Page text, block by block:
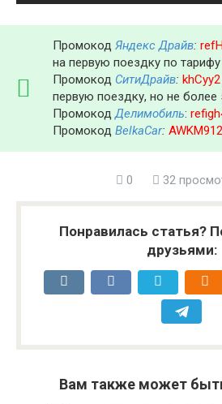
Промокод Яндекс Драйв:
на первую поездку по
Промокод СитиДрайв: khCyy2
первую поездку, но не более
ПромокодДелимобиль:
Промокод BelkaCar:
0 32
Понравилась статья?
друзьями:
Вам также может